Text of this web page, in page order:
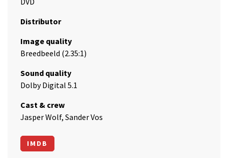
Distributor
Image quality
Breedbeeld (2.35:1)
Sound quality
Dolby Digital 5.1
Cast & crew
Jasper Wolf, Sander Vos
IMDB